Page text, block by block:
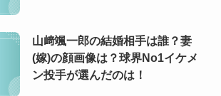
山﨑颯一郎の結婚相手は誰？妻
(嫁)の顔画像は？球界No1イケメ
ン投手が選んだのは！